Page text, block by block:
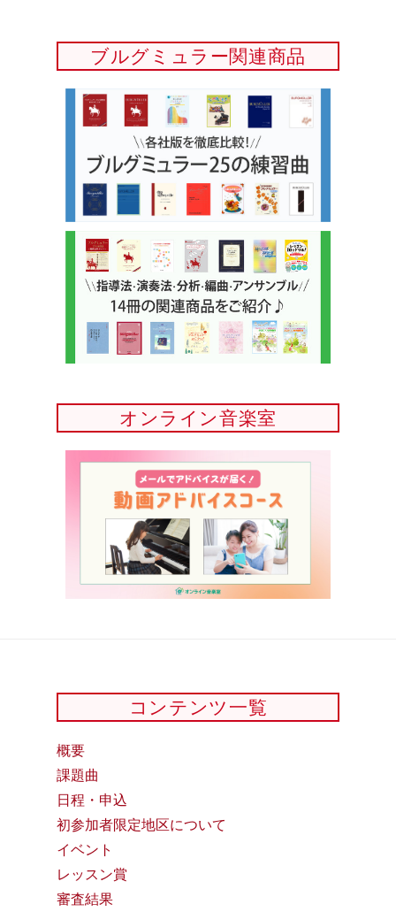
ブルグミュラー関連商品
オンライン音楽室
コンテンツ一覧
概要
課題曲
日程・申込
初参加者限定地区について
イベント
レッスン賞
審査結果